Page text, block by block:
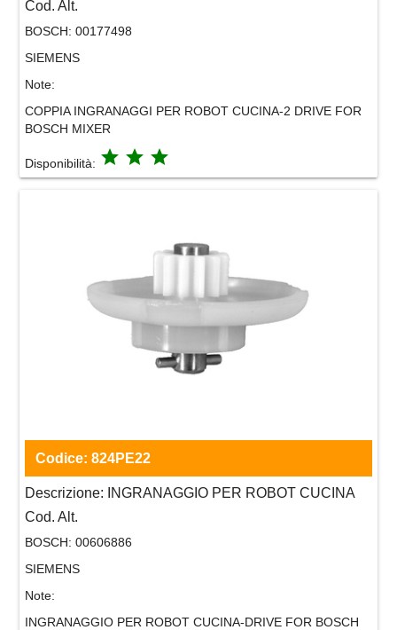
Cod. Alt.
BOSCH: 00177498
SIEMENS
Note:
COPPIA INGRANAGGI PER ROBOT CUCINA-2 DRIVE FOR
BOSCH MIXER
Disponibilità: grade grade grade
Codice: 824PE22
Descrizione: INGRANAGGIO PER ROBOT CUCINA
Cod. Alt.
BOSCH: 00606886
SIEMENS
Note:
INGRANAGGIO PER ROBOT CUCINA-DRIVE FOR BOSCH